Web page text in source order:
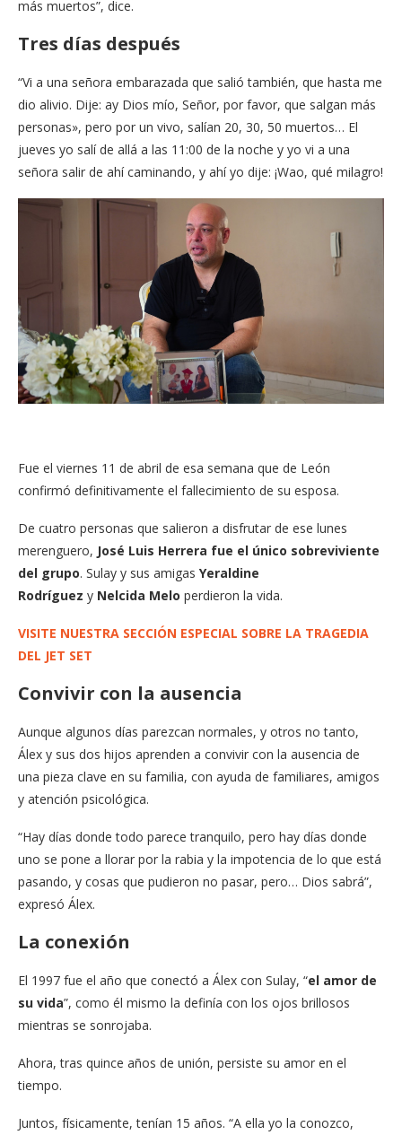
más muertos”, dice.
Tres días después
“Vi a una señora embarazada que salió también, que hasta me
dio alivio. Dije: ay Dios mío, Señor, por favor, que salgan más
personas», pero por un vivo, salían 20, 30, 50 muertos… El
jueves yo salí de allá a las 11:00 de la noche y yo vi a una
señora salir de ahí caminando, y ahí yo dije: ¡Wao, qué milagro!
Fue el viernes 11 de abril de esa semana que de León
confirmó definitivamente el fallecimiento de su esposa.
De cuatro personas que salieron a disfrutar de ese lunes
merenguero, José Luis Herrera fue el único sobreviviente
del grupo. Sulay y sus amigas Yeraldine
Rodríguez y Nelcida Melo perdieron la vida.
VISITE NUESTRA SECCIÓN ESPECIAL SOBRE LA TRAGEDIA
DEL JET SET
Convivir con la ausencia
Aunque algunos días parezcan normales, y otros no tanto,
Álex y sus dos hijos aprenden a convivir con la ausencia de
una pieza clave en su familia, con ayuda de familiares, amigos
y atención psicológica.
“Hay días donde todo parece tranquilo, pero hay días donde
uno se pone a llorar por la rabia y la impotencia de lo que está
pasando, y cosas que pudieron no pasar, pero… Dios sabrá”,
expresó Álex.
La conexión
El 1997 fue el año que conectó a Álex con Sulay, “el amor de
su vida”, como él mismo la definía con los ojos brillosos
mientras se sonrojaba.
Ahora, tras quince años de unión, persiste su amor en el
tiempo.
Juntos, físicamente, tenían 15 años. “A ella yo la conozco,